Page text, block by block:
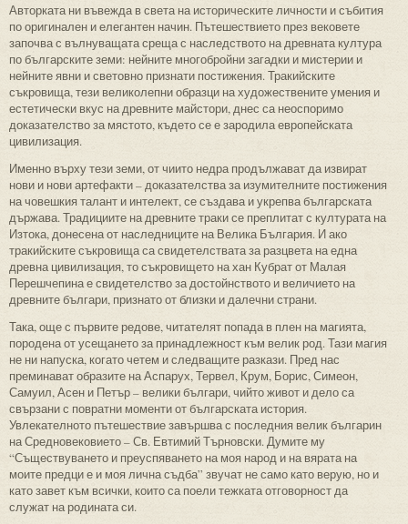
Авторката ни въвежда в света на историческите личности и събития
по оригинален и елегантен начин. Пътешествието през вековете
започва с вълнуващата среща с наследството на древната култура
по българските земи: нейните многобройни загадки и мистерии и
нейните явни и световно признати постижения. Тракийските
съкровища, тези великолепни образци на художествените умения и
естетически вкус на древните майстори, днес са неоспоримо
доказателство за мястото, където се е зародила европейската
цивилизация.
Именно върху тези земи, от чиито недра продължават да извират
нови и нови артефакти – доказателства за изумителните постижения
на човешкия талант и интелект, се създава и укрепва българската
държава. Традициите на древните траки се преплитат с културата на
Изтока, донесена от наследниците на Велика България. И ако
тракийските съкровища са свидетелствата за разцвета на една
древна цивилизация, то съкровището на хан Кубрат от Малая
Перешчепина е свидетелство за достойнството и величието на
древните българи, признато от близки и далечни страни.
Така, още с първите редове, читателят попада в плен на магията,
породена от усещането за принадлежност към велик род. Тази магия
не ни напуска, когато четем и следващите разкази. Пред нас
преминават образите на Аспарух, Тервел, Крум, Борис, Симеон,
Самуил, Асен и Петър – велики българи, чийто живот и дело са
свързани с повратни моменти от българската история.
Увлекателното пътешествие завършва с последния велик българин
на Средновековието – Св. Евтимий Търновски. Думите му
“Съществуването и преуспяването на моя народ и на вярата на
моите предци е и моя лична съдба” звучат не само като верую, но и
като завет към всички, които са поели тежката отговорност да
служат на родината си.